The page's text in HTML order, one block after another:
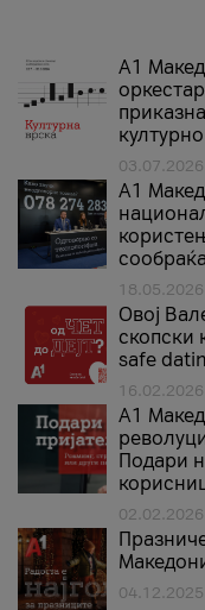
А1
03.07.2026
A1
18.05.2026
Овој
скопски
safe
16.02.2026
А1
Подари
02.02.2026
04.12.2025